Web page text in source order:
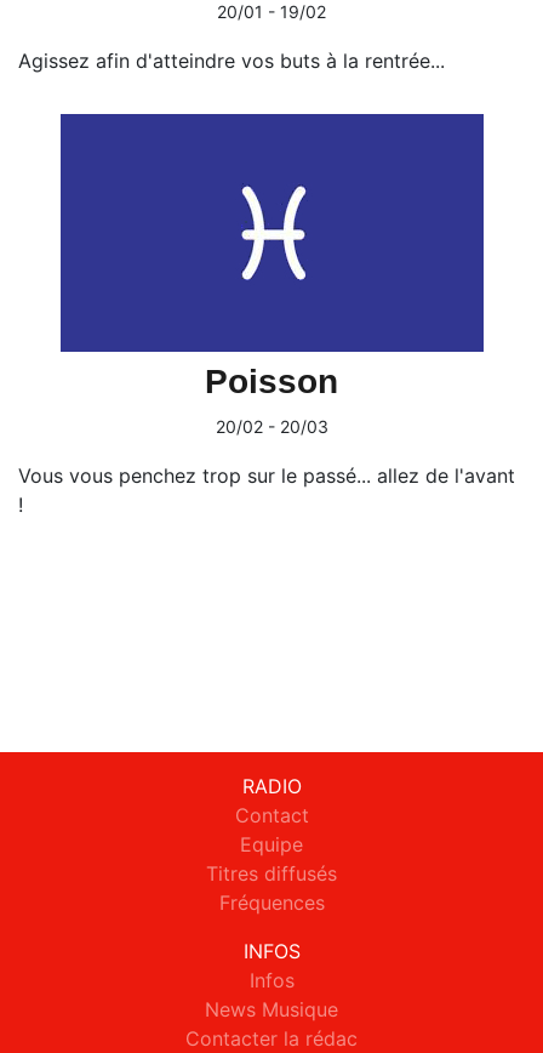
20/01 - 19/02
Agissez afin d'atteindre vos buts à la rentrée...
Poisson
20/02 - 20/03
Vous vous penchez trop sur le passé... allez de l'avant
!
RADIO
Contact
Equipe
Titres diffusés
Fréquences
INFOS
Infos
News Musique
Contacter la rédac